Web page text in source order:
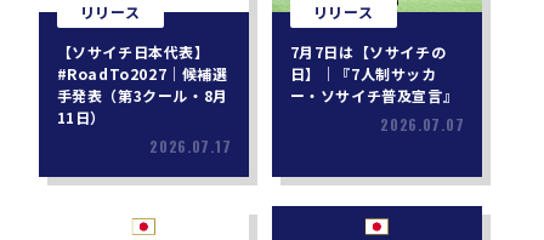
リリース
【ソサイチ日本代表】
#RoadTo2027｜候補選
手発表（第3クール・8月
11日）
2026.07.17
リリース
7月7日は【ソサイチの
日】｜『7人制サッカ
ー・ソサイチ普及宣言』
2026.07.07